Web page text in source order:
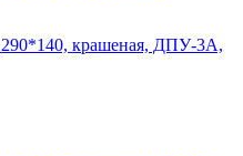
290*140, крашеная, ДПУ-3А,